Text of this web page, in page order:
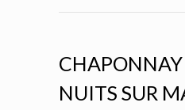
NUITS SUR